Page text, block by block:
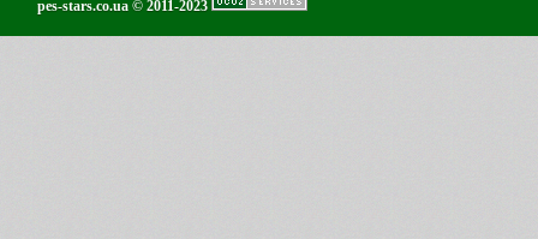
pes-stars.co.ua © 2011-2023